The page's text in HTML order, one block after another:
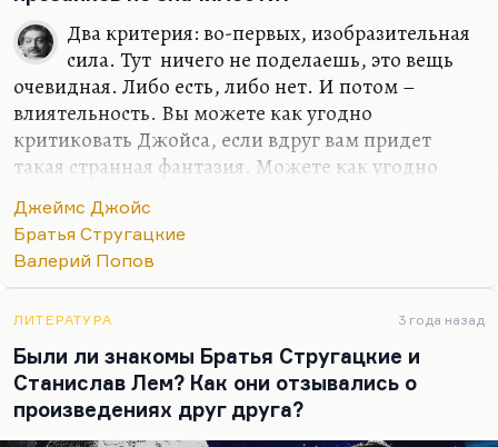
Два критерия: во-первых, изобразительная
сила. Тут ничего не поделаешь, это вещь
очевидная. Либо есть, либо нет. И потом –
влиятельность. Вы можете как угодно
критиковать Джойса, если вдруг вам придет
такая странная фантазия. Можете как угодно
одного: Джойс создал роман, который дал
огромный толчок и американской, и европейской
прозе. Степень влиятельности писателя – очень
жизнеспособны и насколько для других
целительны и соблазнительны оказались
открытые ими практики. Это первое.
Второе – возвращаясь к изобразительной силе, –
Джеймс Джойс
Братья Стругацкие
Валерий Попов
ЛИТЕРАТУРА 3 года назад
Были ли знакомы Братья Стругацкие и
Станислав Лем? Как они отзывались о
произведениях друг друга?